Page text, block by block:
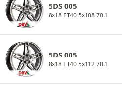
5DS 005
8x18 ET40 5x108 70.1
5DS 005
8x18 ET40 5x112 70.1